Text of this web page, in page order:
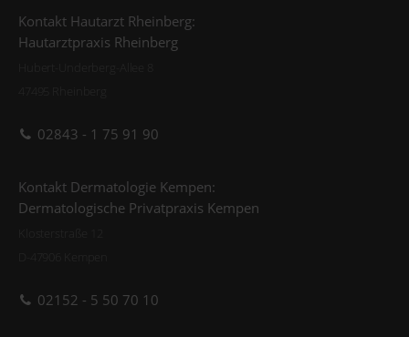
Kontakt Hautarzt Rheinberg:
Hautarztpraxis Rheinberg
02843 - 1 75 91 90
Kontakt Dermatologie Kempen:
Dermatologische Privatpraxis Kempen
02152 - 5 50 70 10